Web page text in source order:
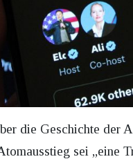
die Geschichte der
sei „eine